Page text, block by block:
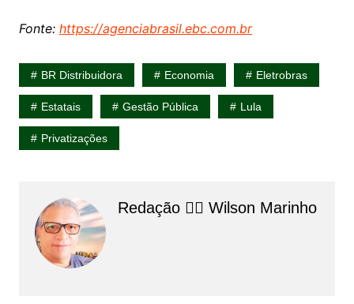
Fonte: https://agenciabrasil.ebc.com.br
BR Distribuidora Economia Eletrobras
Estatais Gestão Pública Lula
Privatizações
Redação 👨‍⚖️​ Wilson Marinho